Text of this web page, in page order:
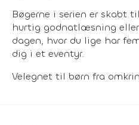
Bøgerne i serien er skabt
hurtig godnatlæsning
dagen, hvor du lige har
dig i et eventyr.
Velegnet til børn fra